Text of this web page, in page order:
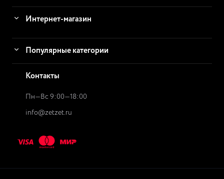
Интернет-магазин
Популярные категории
Контакты
Пн—Вс 9:00—18:00
info@zetzet.ru